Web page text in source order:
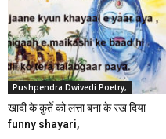
Pushpendra Dwivedi Poetry,
खादी के कुर्ते को लत्ता बना के रख दिया
funny shayari,